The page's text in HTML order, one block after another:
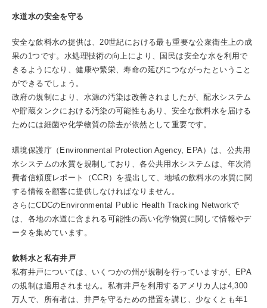
水道水の安全を守る
安全な飲料水の提供は、20世紀における最も重要な公衆衛生上の成
果の1つです。水処理技術の向上により、国民は安全な水を利用で
きるようになり、健康や繁栄、寿命の延びにつながったということ
ができるでしょう。
政府の規制により、水源の汚染は改善されましたが、配水システム
や貯蔵タンクにおける汚染の可能性もあり、安全な飲料水を届ける
ためには細菌や化学物質の除去が依然として重要です。
環境保護庁（Environmental Protection Agency, EPA）は、公共用
水システムの水質を規制しており、各公共用水システムは、年次消
費者信頼度レポート（CCR）を提出して、地域の飲料水の水質に関
する情報を顧客に提供しなければなりません。
さらにCDCのEnvironmental Public Health Tracking Networkで
は、各地の水道に含まれる可能性の高い化学物質に関して情報やデ
ータを集めています。
飲料水と私有井戸
私有井戸については、いくつかの州が規制を行っていますが、EPA
の規制は適用されません。私有井戸を利用するアメリカ人は4,300
万人で、所有者は、井戸を守るための措置を講じ、少なくとも年1